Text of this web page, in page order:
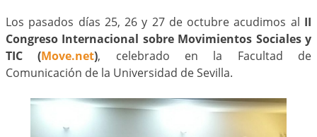
Los pasados días 25, 26 y 27 de octubre acudimos al II
Congreso Internacional sobre Movimientos Sociales y
TIC (Move.net), celebrado en la Facultad de
Comunicación de la Universidad de Sevilla.